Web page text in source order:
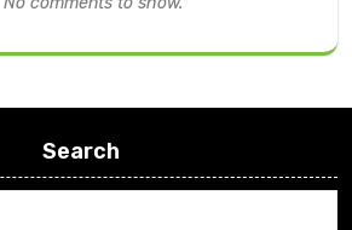
Search